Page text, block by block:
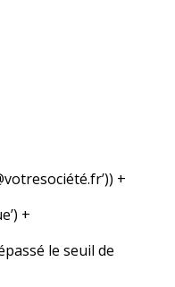
+
+
le seuil de